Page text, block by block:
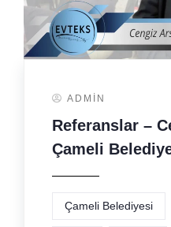
ADMIN
Referanslar –
Çameli
Çameli Belediyesi